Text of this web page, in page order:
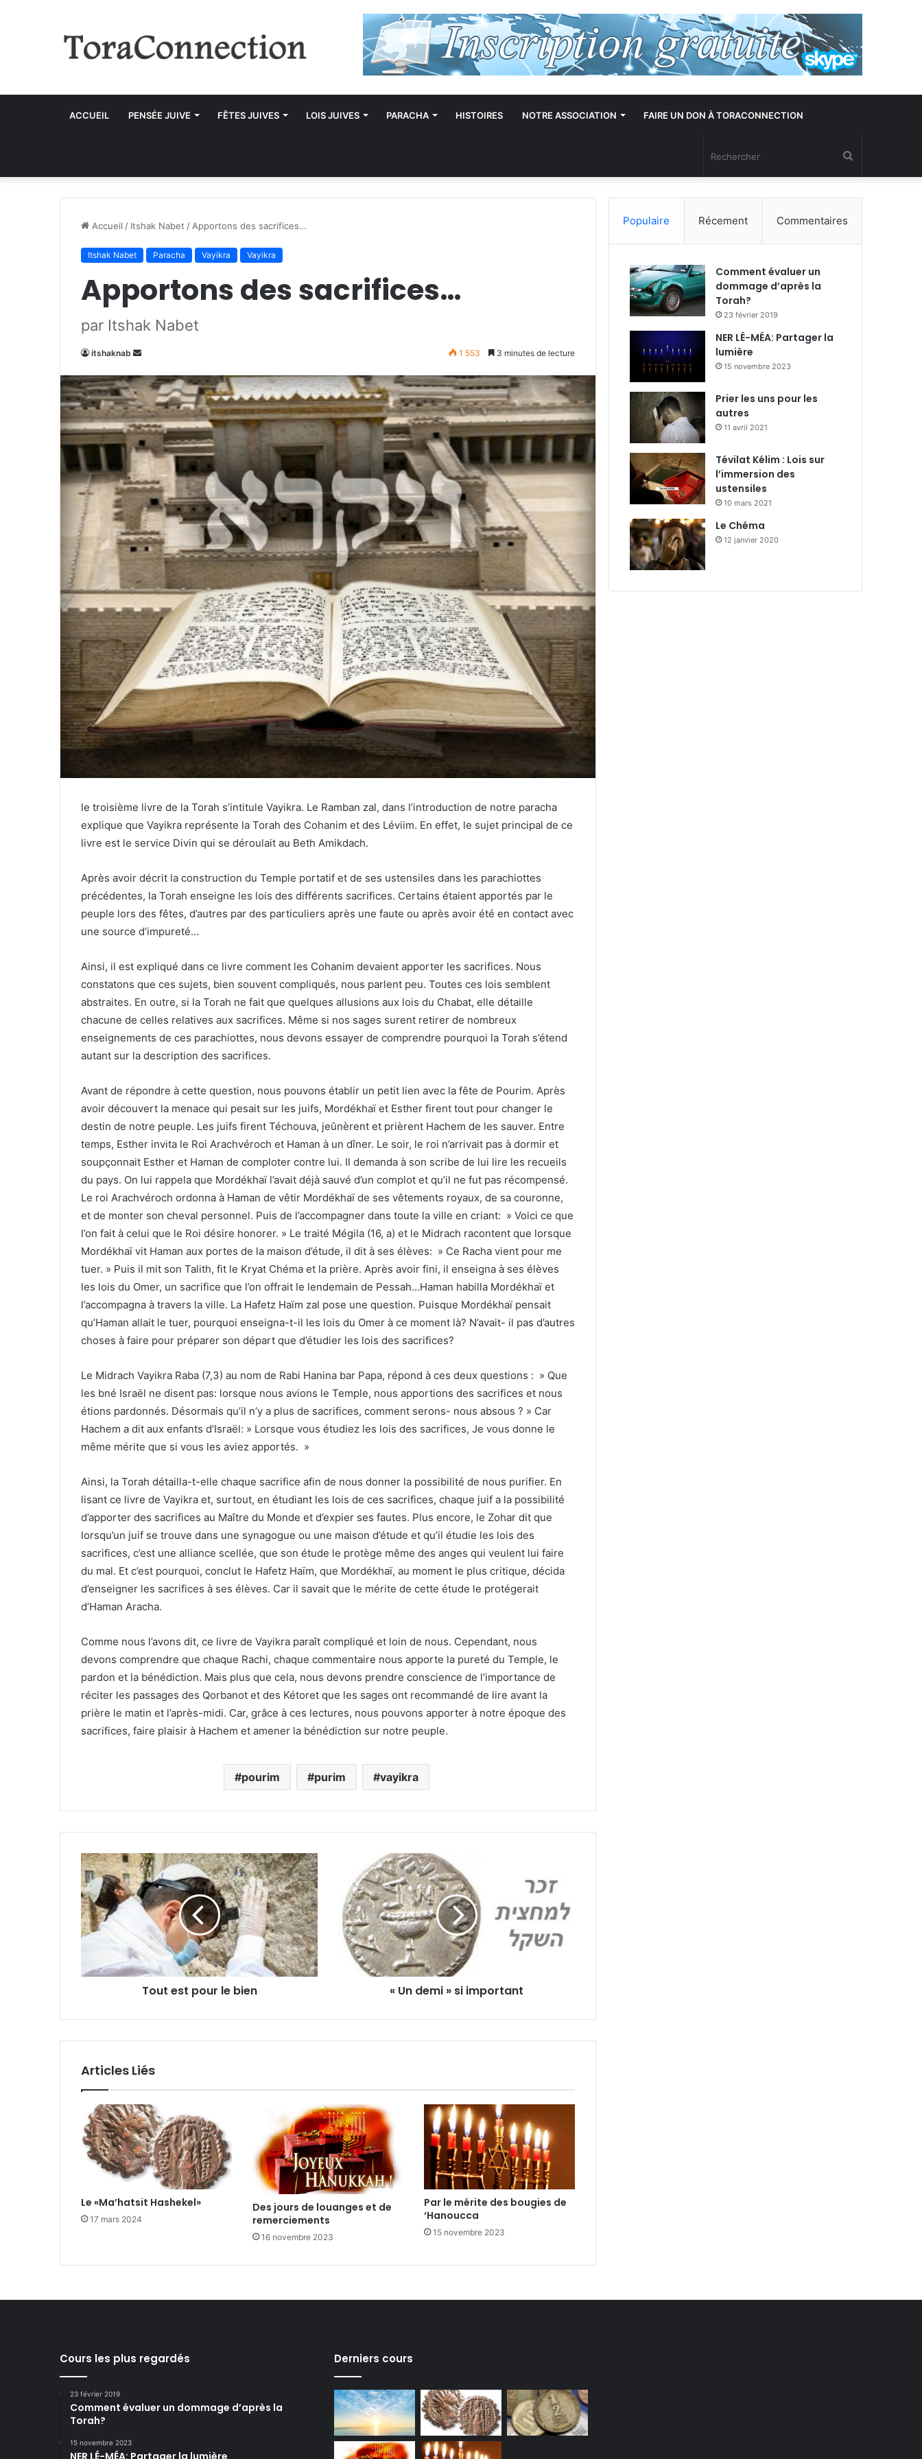
ACCUEIL PENSÉE JUIVE FÊTES JUIVES LOIS JUIVES PARACHA HISTOIRES NOTRE ASSOCIATION FAIRE UN DON À TORACONNECTION
Accueil / Itshak Nabet / Apportons des sacrifices…
Itshak Nabet Paracha Vayikra Vayikra
Apportons des sacrifices…
par Itshak Nabet
itshaknab
Envoyer
courriel
1 553 3 minutes de lecture
le troisième livre de la Torah s’intitule Vayikra. Le Ramban zal, dans l’introduction de notre paracha
explique que Vayikra représente la Torah des Cohanim et des Léviim. En effet, le sujet principal de ce
livre est le service Divin qui se déroulait au Beth Amikdach.
Après avoir décrit la construction du Temple portatif et de ses ustensiles dans les parachiottes
précédentes, la Torah enseigne les lois des différents sacrifices. Certains étaient apportés par le
peuple lors des fêtes, d’autres par des particuliers après une faute ou après avoir été en contact avec
une source d’impureté…
Ainsi, il est expliqué dans ce livre comment les Cohanim devaient apporter les sacrifices. Nous
constatons que ces sujets, bien souvent compliqués, nous parlent peu. Toutes ces lois semblent
abstraites. En outre, si la Torah ne fait que quelques allusions aux lois du Chabat, elle détaille
chacune de celles relatives aux sacrifices. Même si nos sages surent retirer de nombreux
enseignements de ces parachiottes, nous devons essayer de comprendre pourquoi la Torah s’étend
autant sur la description des sacrifices.
Avant de répondre à cette question, nous pouvons établir un petit lien avec la fête de Pourim. Après
avoir découvert la menace qui pesait sur les juifs, Mordékhaï et Esther firent tout pour changer le
destin de notre peuple. Les juifs firent Téchouva, jeûnèrent et prièrent Hachem de les sauver. Entre
temps, Esther invita le Roi Arachvéroch et Haman à un dîner. Le soir, le roi n’arrivait pas à dormir et
soupçonnait Esther et Haman de comploter contre lui. Il demanda à son scribe de lui lire les recueils
du pays. On lui rappela que Mordékhaï l’avait déjà sauvé d’un complot et qu’il ne fut pas récompensé.
Le roi Arachvéroch ordonna à Haman de vêtir Mordékhaï de ses vêtements royaux, de sa couronne,
et de monter son cheval personnel. Puis de l’accompagner dans toute la ville en criant: » Voici ce que
l’on fait à celui que le Roi désire honorer. » Le traité Mégila (16, a) et le Midrach racontent que lorsque
Mordékhaï vit Haman aux portes de la maison d’étude, il dit à ses élèves: » Ce Racha vient pour me
tuer. » Puis il mit son Talith, fit le Kryat Chéma et la prière. Après avoir fini, il enseigna à ses élèves
les lois du Omer, un sacrifice que l’on offrait le lendemain de Pessah…Haman habilla Mordékhaï et
l’accompagna à travers la ville. La Hafetz Haïm zal pose une question. Puisque Mordékhaï pensait
qu’Haman allait le tuer, pourquoi enseigna-t-il les lois du Omer à ce moment là? N’avait- il pas d’autres
choses à faire pour préparer son départ que d’étudier les lois des sacrifices?
Le Midrach Vayikra Raba (7,3) au nom de Rabi Hanina bar Papa, répond à ces deux questions : » Que
les bné Israël ne disent pas: lorsque nous avions le Temple, nous apportions des sacrifices et nous
étions pardonnés. Désormais qu’il n’y a plus de sacrifices, comment serons- nous absous ? » Car
Hachem a dit aux enfants d’Israël: » Lorsque vous étudiez les lois des sacrifices, Je vous donne le
même mérite que si vous les aviez apportés. »
Ainsi, la Torah détailla-t-elle chaque sacrifice afin de nous donner la possibilité de nous purifier. En
lisant ce livre de Vayikra et, surtout, en étudiant les lois de ces sacrifices, chaque juif a la possibilité
d’apporter des sacrifices au Maître du Monde et d’expier ses fautes. Plus encore, le Zohar dit que
lorsqu’un juif se trouve dans une synagogue ou une maison d’étude et qu’il étudie les lois des
sacrifices, c’est une alliance scellée, que son étude le protège même des anges qui veulent lui faire
du mal. Et c’est pourquoi, conclut le Hafetz Haïm, que Mordékhaï, au moment le plus critique, décida
d’enseigner les sacrifices à ses élèves. Car il savait que le mérite de cette étude le protégerait
d’Haman Aracha.
Comme nous l’avons dit, ce livre de Vayikra paraît compliqué et loin de nous. Cependant, nous
devons comprendre que chaque Rachi, chaque commentaire nous apporte la pureté du Temple, le
pardon et la bénédiction. Mais plus que cela, nous devons prendre conscience de l’importance de
réciter les passages des Qorbanot et des Kétoret que les sages ont recommandé de lire avant la
prière le matin et l’après-midi. Car, grâce à ces lectures, nous pouvons apporter à notre époque des
sacrifices, faire plaisir à Hachem et amener la bénédiction sur notre peuple.
pourim purim vayikra
Tout est pour le bien « Un demi » si important
Articles Liés
Le «Ma’hatsit Hashekel»
17 mars 2024
Des jours de louanges et de
remerciements
16 novembre 2023
Par le mérite des bougies de
‘Hanoucca
15 novembre 2023
Populaire Récement Commentaires
Comment évaluer un
dommage d’après la
Torah?
23 février 2019
NER LÉ-MÉA: Partager la
lumière
15 novembre 2023
Prier les uns pour les
autres
11 avril 2021
Tévilat Kélim : Lois sur
l’immersion des
ustensiles
10 mars 2021
Le Chéma
12 janvier 2020
Cours les plus regardés
23 février 2019
Comment évaluer un dommage d’après la
Torah?
15 novembre 2023
Derniers cours